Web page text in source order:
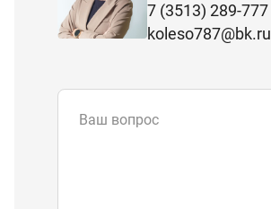
7 (3513) 289-777
koleso787@bk.ru
Ваш вопрос